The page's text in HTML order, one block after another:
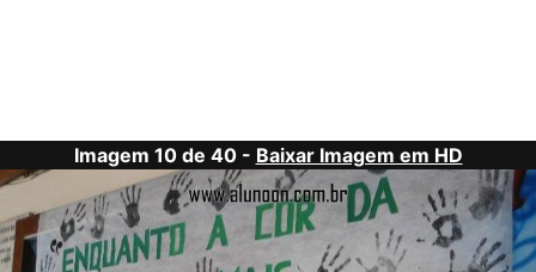
Imagem 10 de 40 - Baixar Imagem em HD